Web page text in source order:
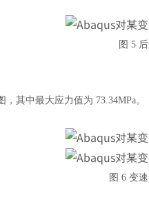
图 5
其中最大应力值为 73.34MPa。
图 6 变